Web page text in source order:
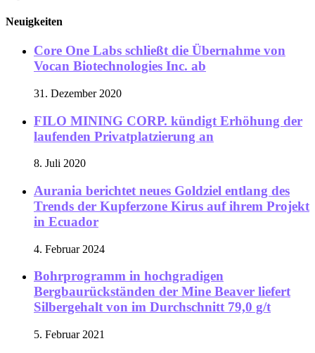
Neuigkeiten
Core One Labs schließt die Übernahme von
Vocan Biotechnologies Inc. ab
31. Dezember 2020
FILO MINING CORP. kündigt Erhöhung der
laufenden Privatplatzierung an
8. Juli 2020
Aurania berichtet neues Goldziel entlang des
Trends der Kupferzone Kirus auf ihrem Projekt
in Ecuador
4. Februar 2024
Bohrprogramm in hochgradigen
Bergbaurückständen der Mine Beaver liefert
Silbergehalt von im Durchschnitt 79,0 g/t
5. Februar 2021